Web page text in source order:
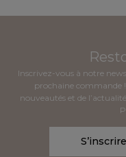
Inscrivez-vous à notre
prochaine commande
nouveautés et de